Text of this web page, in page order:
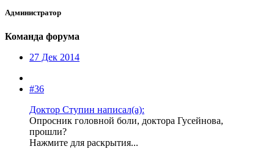
Администратор
Команда форума
27 Дек 2014
#36
Доктор Ступин написал(а):
Опросник головной боли, доктора Гусейнова,
прошли?
Нажмите для раскрытия...